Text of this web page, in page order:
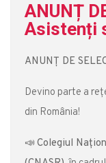
ANUNȚ
Asistenți
ANUNȚ DE
Devino parte a
din România!
📣 Colegiul